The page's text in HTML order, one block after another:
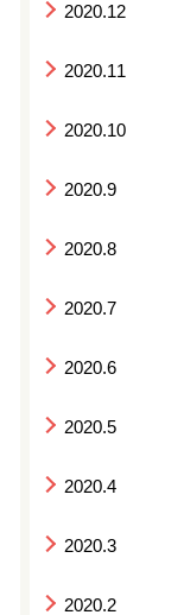
2020.12
2020.11
2020.10
2020.9
2020.8
2020.7
2020.6
2020.5
2020.4
2020.3
2020.2